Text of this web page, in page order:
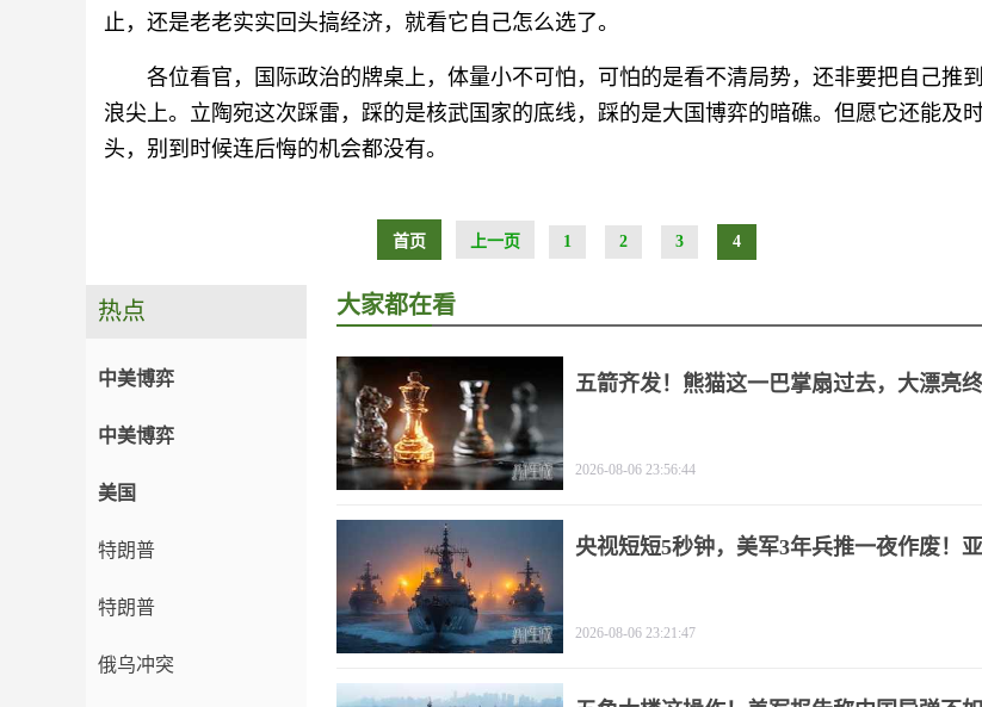
止，还是老老实实回头搞经济，就看它自己怎么选了。
各位看官，国际政治的牌桌上，体量小不可怕，可怕的是看不清局势，还非要把自己推
浪尖上。立陶宛这次踩雷，踩的是核武国家的底线，踩的是大国博弈的暗礁。但愿它还能及
头，别到时候连后悔的机会都没有。
首页 上一页 1 2 3 4
热点
中美博弈
中美博弈
美国
特朗普
特朗普
俄乌冲突
大家都在看
五箭齐发！熊猫这一巴掌扇过去，大漂亮
2026-08-06 23:56:44
央视短短5秒钟，美军3年兵推一夜作废！
2026-08-06 23:21:47